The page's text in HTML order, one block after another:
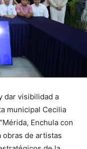
dar visibilidad a
municipal Cecilia
Enchula con
obras de artistas